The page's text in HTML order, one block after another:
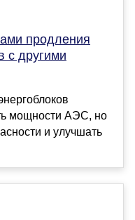
продления
с другими
мощности АЭС, но
и улучшать